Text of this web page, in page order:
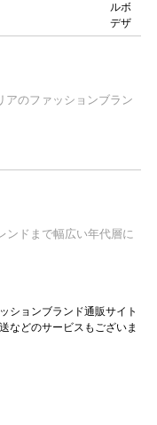
アのファッションブラン
ンドまで幅広い年代層に
ルボ
デザ
ションブランド通販サイト
などのサービスもございま